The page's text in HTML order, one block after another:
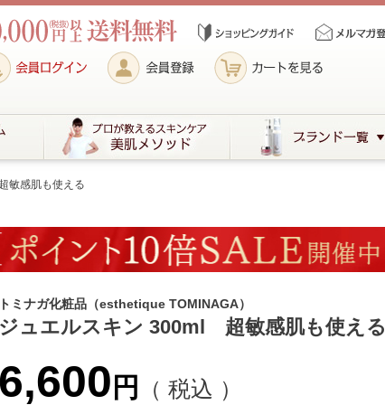
敏感肌も使える
トミナガ化粧品（esthetique TOMINAGA）
ジュエルスキン 300ml 超敏感肌も使える
6,600 税込